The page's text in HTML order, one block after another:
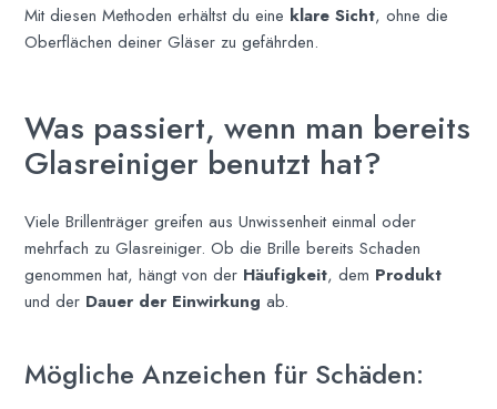
Mit diesen Methoden erhältst du eine klare Sicht, ohne die
Oberflächen deiner Gläser zu gefährden.
Was passiert, wenn man bereits
Glasreiniger benutzt hat?
Viele Brillenträger greifen aus Unwissenheit einmal oder
mehrfach zu Glasreiniger. Ob die Brille bereits Schaden
genommen hat, hängt von der Häufigkeit, dem Produkt
und der Dauer der Einwirkung ab.
Mögliche Anzeichen für Schäden: